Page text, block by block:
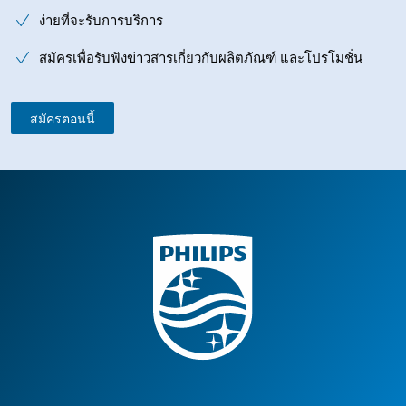
ง่ายที่จะรับการบริการ
สมัครเพื่อรับฟังข่าวสารเกี่ยวกับผลิตภัณฑ์ และโปรโมชั่น
สมัครตอนนี้